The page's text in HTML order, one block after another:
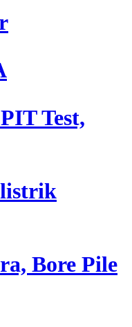
Test,
Bore Pile